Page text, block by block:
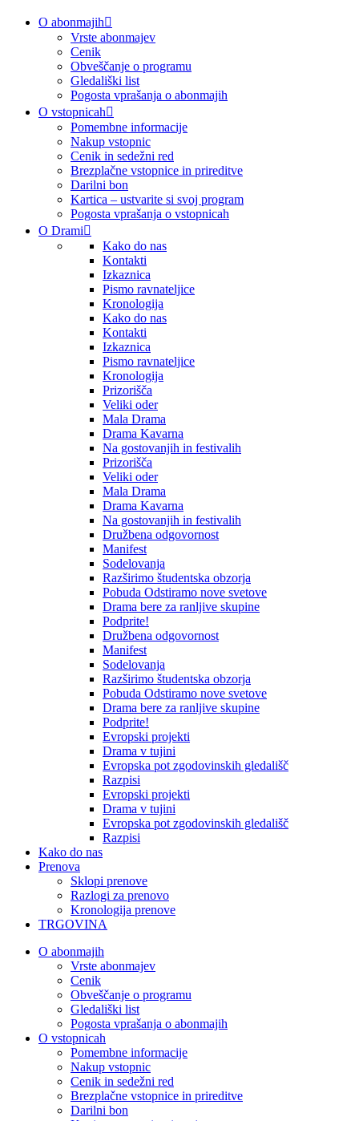
O abonmajih
Vrste abonmajev
Cenik
Obveščanje o programu
Gledališki list
Pogosta vprašanja o abonmajih
O vstopnicah
Pomembne informacije
Nakup vstopnic
Cenik in sedežni red
Brezplačne vstopnice in prireditve
Darilni bon
Kartica – ustvarite si svoj program
Pogosta vprašanja o vstopnicah
O Drami
Kako do nas
Kontakti
Izkaznica
Pismo ravnateljice
Kronologija
Kako do nas
Kontakti
Izkaznica
Pismo ravnateljice
Kronologija
Prizorišča
Veliki oder
Mala Drama
Drama Kavarna
Na gostovanjih in festivalih
Prizorišča
Veliki oder
Mala Drama
Drama Kavarna
Na gostovanjih in festivalih
Družbena odgovornost
Manifest
Sodelovanja
Razširimo študentska obzorja
Pobuda Odstiramo nove svetove
Drama bere za ranljive skupine
Podprite!
Družbena odgovornost
Manifest
Sodelovanja
Razširimo študentska obzorja
Pobuda Odstiramo nove svetove
Drama bere za ranljive skupine
Podprite!
Evropski projekti
Drama v tujini
Evropska pot zgodovinskih gledališč
Razpisi
Evropski projekti
Drama v tujini
Evropska pot zgodovinskih gledališč
Razpisi
Kako do nas
Prenova
Sklopi prenove
Razlogi za prenovo
Kronologija prenove
TRGOVINA
O abonmajih
Vrste abonmajev
Cenik
Obveščanje o programu
Gledališki list
Pogosta vprašanja o abonmajih
O vstopnicah
Pomembne informacije
Nakup vstopnic
Cenik in sedežni red
Brezplačne vstopnice in prireditve
Darilni bon